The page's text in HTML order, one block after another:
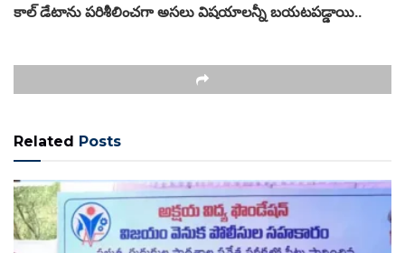
కాల్ డేటాను పరిశీలించగా అసలు విషయాలన్నీ బయటపడ్డాయి..
Related Posts